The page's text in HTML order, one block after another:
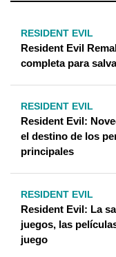
RESIDENT EVIL
Resident Evil
completa para
RESIDENT EVIL
Resident Evil:
el destino de los
principales
RESIDENT EVIL
Resident Evil: La
juegos, las
juego